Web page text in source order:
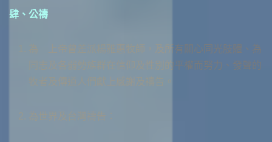
肆、公禱
為 上帝曾差派楊雅惠牧師，及所有關心同光肢體、為
同志及各弱勢族群在信仰及性別的平權而努力、發聲的
牧者及傳道人們獻上感謝及禱告。